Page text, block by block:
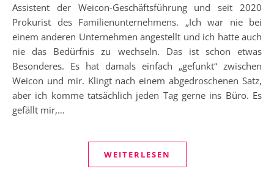
Assistent der Weicon-Geschäftsführung und seit 2020
Prokurist des Familienunternehmens. „Ich war nie bei
einem anderen Unternehmen angestellt und ich hatte auch
nie das Bedürfnis zu wechseln. Das ist schon etwas
Besonderes. Es hat damals einfach „gefunkt“ zwischen
Weicon und mir. Klingt nach einem abgedroschenen Satz,
aber ich komme tatsächlich jeden Tag gerne ins Büro. Es
gefällt mir,…
WEITERLESEN